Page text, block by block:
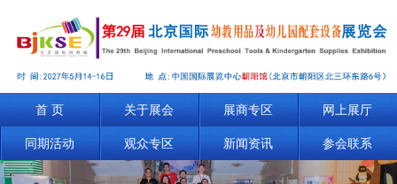
首 页 关于展会 展商专区 网上展厅
同期活动 观众专区 新闻资讯 参会联系